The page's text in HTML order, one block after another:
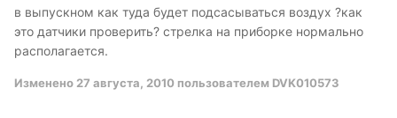
в выпускном как туда будет подсасываться воздух ?как
это датчики проверить? стрелка на приборке нормально
располагается.
Изменено 27 августа, 2010 пользователем DVK010573